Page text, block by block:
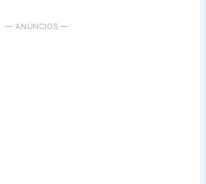
— ANÚNCIOS —